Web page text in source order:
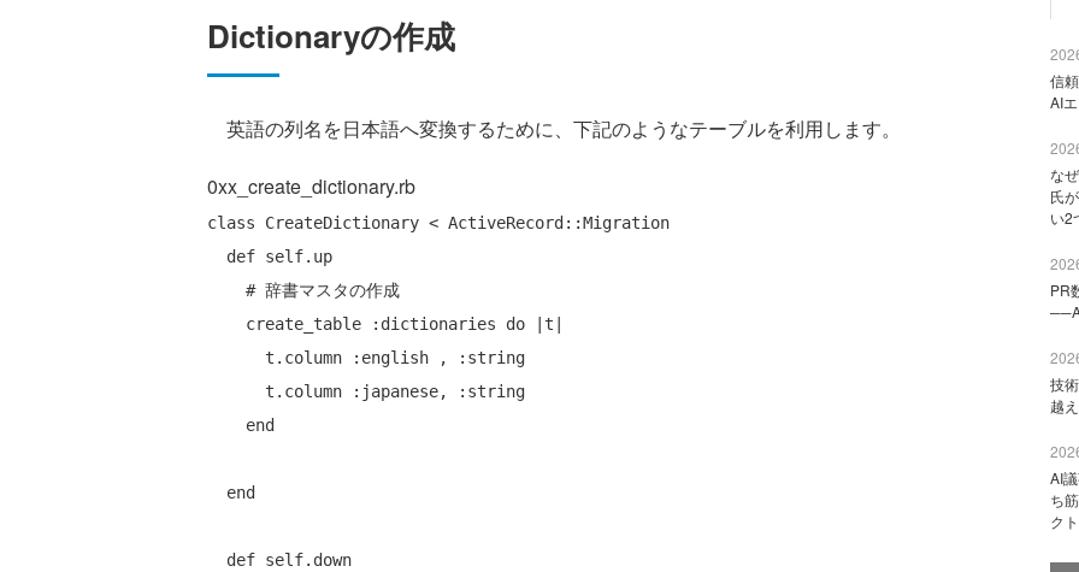
Dictionaryの作成
英語の列名を日本語へ変換するために、下記のようなテーブルを利用します。
0xx_create_dictionary.rb
class CreateDictionary < ActiveRecord::Migration
def self.up
# 辞書マスタの作成
    create_table :dictionaries
do |t|
end
end
def self.down
信
AI
な
氏
い2
PR
技
越
AI
ち
ク